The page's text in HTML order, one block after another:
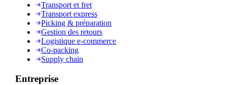
Transport et fret
Transport express
Picking & préparation
Gestion des retours
Logistique e-commerce
Co-packing
Supply chain
Entreprise